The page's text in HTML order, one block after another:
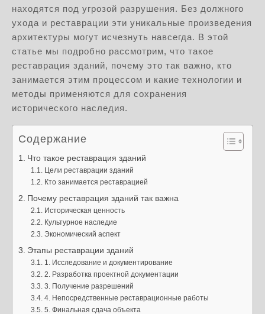
находятся под угрозой разрушения. Без должного
ухода и реставрации эти уникальные произведения
архитектуры могут исчезнуть навсегда. В этой
статье мы подробно рассмотрим, что такое
реставрация зданий, почему это так важно, кто
занимается этим процессом и какие технологии и
методы применяются для сохранения
исторического наследия.
Содержание
Что такое реставрация зданий
Цели реставрации зданий
Кто занимается реставрацией
Почему реставрация зданий так важна
Историческая ценность
Культурное наследие
Экономический аспект
Этапы реставрации зданий
1. Исследование и документирование
2. Разработка проектной документации
3. Получение разрешений
4. Непосредственные реставрационные работы
5. Финальная сдача объекта